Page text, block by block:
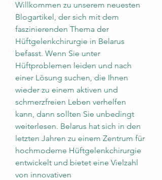
Willkommen zu unserem neuesten
Blogartikel, der sich mit dem
faszinierenden Thema der
Hüftgelenkchirurgie in Belarus
befasst. Wenn Sie unter
Hüftproblemen leiden und nach
einer Lösung suchen, die Ihnen
wieder zu einem aktiven und
schmerzfreien Leben verhelfen
kann, dann sollten Sie unbedingt
weiterlesen. Belarus hat sich in den
letzten Jahren zu einem Zentrum für
hochmoderne Hüftgelenkchirurgie
entwickelt und bietet eine Vielzahl
von innovativen